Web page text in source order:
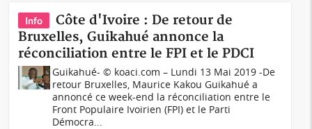
Info
Côte d'Ivoire : De retour de
Bruxelles, Guikahué annonce la
réconciliation entre le FPI et le PDCI
Guikahué- © koaci.com – Lundi 13 Mai 2019 -De
retour Bruxelles, Maurice Kakou Guikahué a
annoncé ce week-end la réconciliation entre le
Front Populaire Ivoirien (FPI) et le Parti
Démocra...